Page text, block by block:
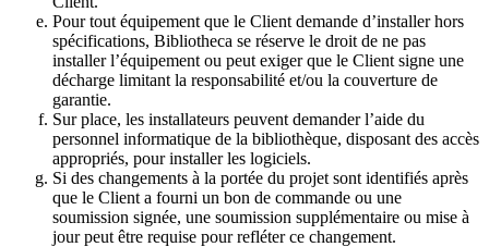
Pour tout équipement que le Client demande d’installer hors
spécifications, Bibliotheca se réserve le droit de ne pas
installer l’équipement ou peut exiger que le Client signe une
décharge limitant la responsabilité et/ou la couverture de
garantie.
Sur place, les installateurs peuvent demander l’aide du
personnel informatique de la bibliothèque, disposant des accès
appropriés, pour installer les logiciels.
Si des changements à la portée du projet sont identifiés après
que le Client a fourni un bon de commande ou une
soumission signée, une soumission supplémentaire ou mise à
jour peut être requise pour refléter ce changement.